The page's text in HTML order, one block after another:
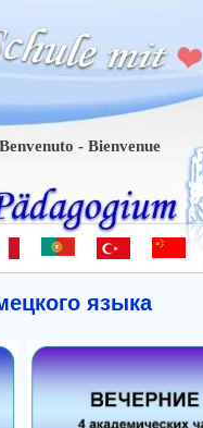
- Bienvenue - Bem-
языка